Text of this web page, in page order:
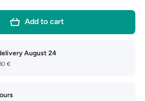
Moist
Add to cart
August 24
€